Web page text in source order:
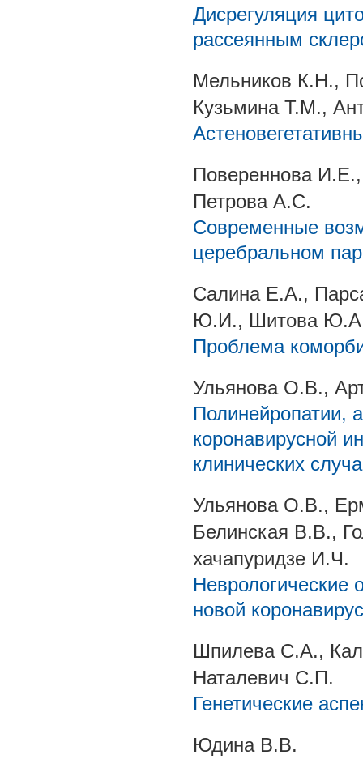
Дисрегуляция
рассеянным
Мельников К.Н.,
Кузьмина Т.М.,
Повереннова
Петрова А.С.
Современные
церебральном
Салина Е.А.,
Ю.И., Шитова
Проблема
Ульянова О.В.,
Полинейропатии,
коронавирусной
клинических
Ульянова О.В.,
Белинская В.В.,
хачапуридзе И.Ч.
Неврологические
новой
Шпилева С.А.,
Наталевич С.П.
Генетические
Юдина В.В.